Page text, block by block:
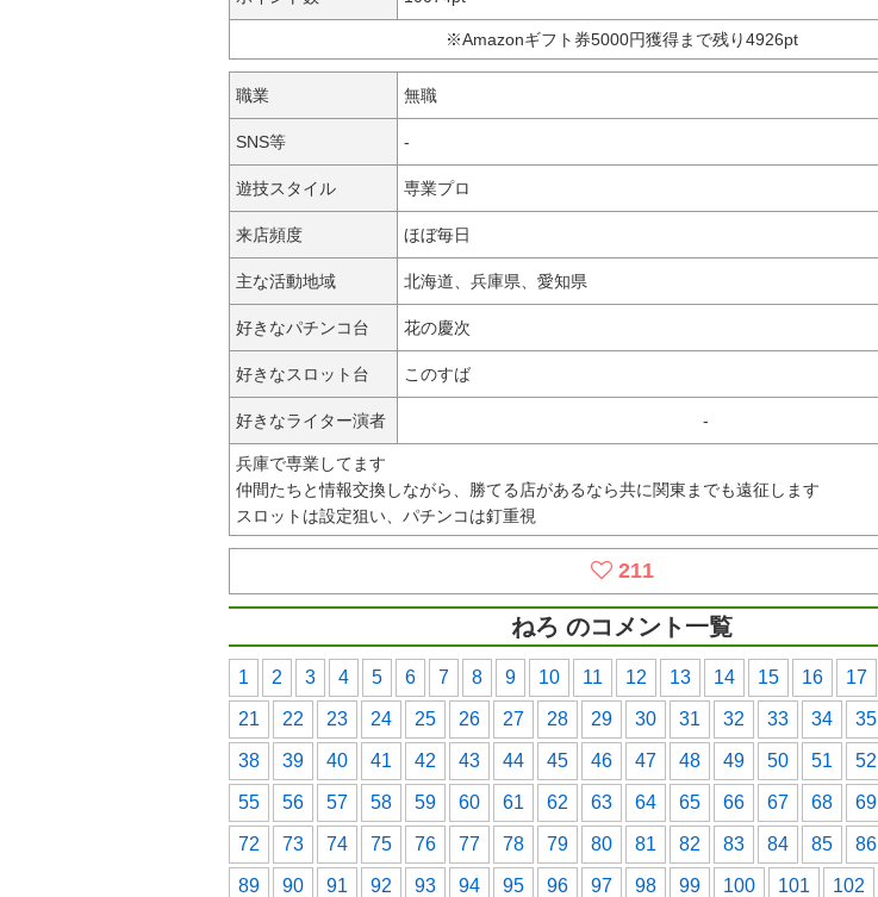
※Amazonギフト券5000円獲得まで残り4926pt
職業 無職
SNS等 -
遊技スタイル 専業プロ
来店頻度 ほぼ毎日
主な活動地域 北海道、兵庫県、愛知県
好きなパチンコ台 花の慶次
好きなスロット台 このすば
好きなライター演者 -
兵庫で専業してます
仲間たちと情報交換しながら、勝てる店があるなら共に関東までも遠征します
スロットは設定狙い、パチンコは釘重視
211
ねろ のコメント一覧
1 2 3 4 5 6 7 8 9 10 11 12 13 14 15 16 17
21 22 23 24 25 26 27 28 29 30 31 32 33 34 35
38 39 40 41 42 43 44 45 46 47 48 49 50 51 52
55 56 57 58 59 60 61 62 63 64 65 66 67 68 69
72 73 74 75 76 77 78 79 80 81 82 83 84 85 86
89 90 91 92 93 94 95 96 97 98 99 100 101 102